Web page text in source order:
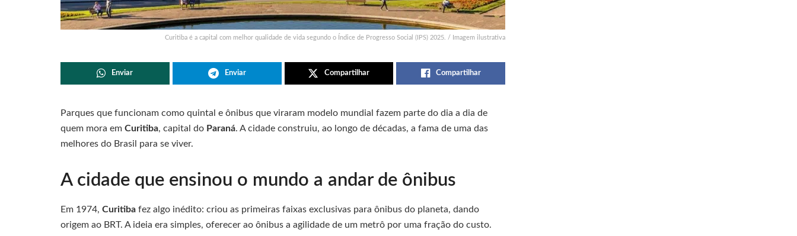
Curitiba é a capital com melhor qualidade de vida segundo o Índice de Progresso Social (IPS) 2025. / Imagem ilustrativa
Enviar Enviar Compartilhar Compartilhar
Parques que funcionam como quintal e ônibus que viraram modelo mundial fazem parte do dia a dia de
quem mora em Curitiba, capital do Paraná. A cidade construiu, ao longo de décadas, a fama de uma das
melhores do Brasil para se viver.
A cidade que ensinou o mundo a andar de ônibus
Em 1974, Curitiba fez algo inédito: criou as primeiras faixas exclusivas para ônibus do planeta, dando
origem ao BRT. A ideia era simples, oferecer ao ônibus a agilidade de um metrô por uma fração do custo.